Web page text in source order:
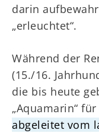
darin
„erleuchtet“.
Während der
(15./16.
die bis heute
„Aquamarin“
abgeleitet vom